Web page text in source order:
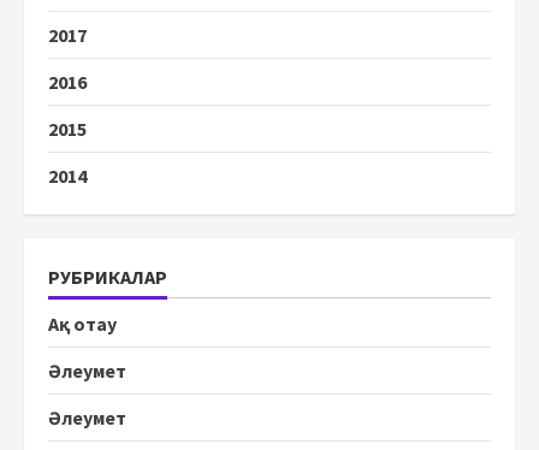
2017
2016
2015
2014
РУБРИКАЛАР
Ақ отау
Әлеумет
Әлеумет